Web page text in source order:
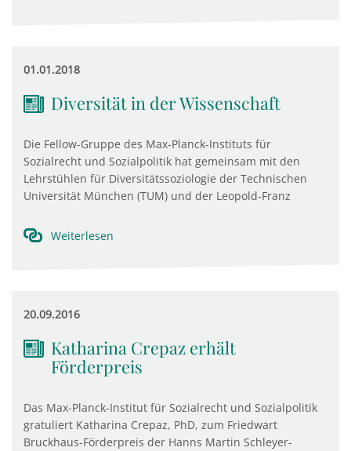
01.01.2018
Diversität in der Wissenschaft
Die Fellow-Gruppe des Max-Planck-Instituts für
Sozialrecht und Sozialpolitik hat gemeinsam mit den
Lehrstühlen für Diversitätssoziologie der Technischen
Universität München (TUM) und der Leopold-Franz
Weiterlesen
20.09.2016
Katharina Crepaz erhält
Förderpreis
Das Max-Planck-Institut für Sozialrecht und Sozialpolitik
gratuliert Katharina Crepaz, PhD, zum Friedwart
Bruckhaus-Förderpreis der Hanns Martin Schleyer-